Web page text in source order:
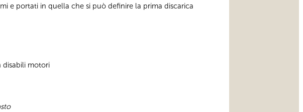
e portati in quella che si può definire la prima discarica
disabili motori